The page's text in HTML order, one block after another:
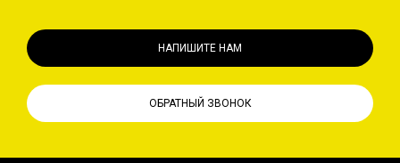
НАПИШИТЕ НАМ
ОБРАТНЫЙ ЗВОНОК